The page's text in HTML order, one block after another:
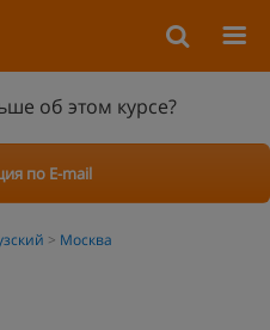
об этом курсе?
по E-mail
Москва